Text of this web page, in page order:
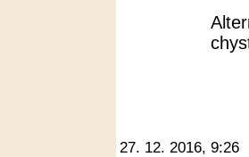
27. 12. 2016, 9:26